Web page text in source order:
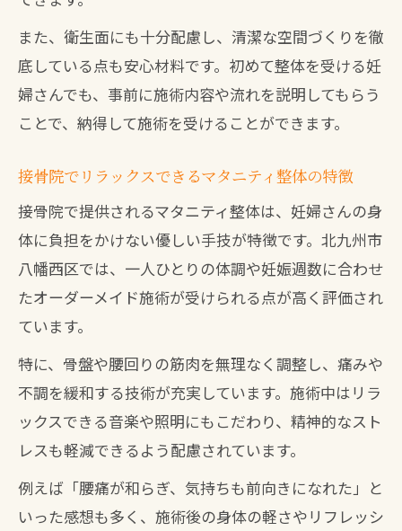
また、衛生面にも十分配慮し、清潔な空間づくりを徹
底している点も安心材料です。初めて整体を受ける妊
婦さんでも、事前に施術内容や流れを説明してもらう
ことで、納得して施術を受けることができます。
接骨院でリラックスできるマタニティ整体の特徴
接骨院で提供されるマタニティ整体は、妊婦さんの身
体に負担をかけない優しい手技が特徴です。北九州市
八幡西区では、一人ひとりの体調や妊娠週数に合わせ
たオーダーメイド施術が受けられる点が高く評価され
ています。
特に、骨盤や腰回りの筋肉を無理なく調整し、痛みや
不調を緩和する技術が充実しています。施術中はリラ
ックスできる音楽や照明にもこだわり、精神的なスト
レスも軽減できるよう配慮されています。
例えば「腰痛が和らぎ、気持ちも前向きになれた」と
いった感想も多く、施術後の身体の軽さやリフレッシ